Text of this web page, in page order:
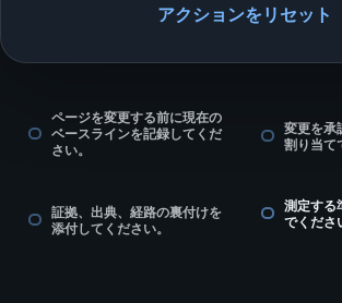
アクションをリセット
ページを変更する前に現在の
ベースラインを記録してくだ
さい。
変更を承
割り当て
証拠、出典、経路の裏付けを
添付してください。
測定する
でくださ